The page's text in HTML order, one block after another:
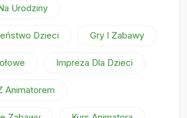
Urodziny
Dzieci Gry I Zabawy
Impreza Dla Dzieci
Animatorem